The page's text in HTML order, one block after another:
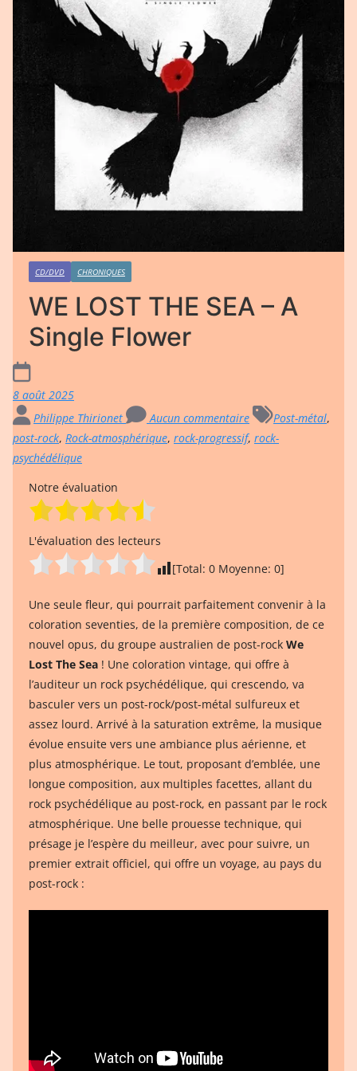
CD/DVD CHRONIQUES
WE LOST THE SEA – A
Single Flower
8 août 2025
Philippe Thirionet
Aucun commentaire Post-métal,
post-rock, Rock-atmosphérique, rock-progressif, rock-
psychédélique
Notre évaluation
L'évaluation des lecteurs
[Total: 0 Moyenne: 0]
Une seule fleur, qui pourrait parfaitement convenir à la
coloration seventies, de la première composition, de ce
nouvel opus, du groupe australien de post-rock We
Lost The Sea ! Une coloration vintage, qui offre à
l’auditeur un rock psychédélique, qui crescendo, va
basculer vers un post-rock/post-métal sulfureux et
assez lourd. Arrivé à la saturation extrême, la musique
évolue ensuite vers une ambiance plus aérienne, et
plus atmosphérique. Le tout, proposant d’emblée, une
longue composition, aux multiples facettes, allant du
rock psychédélique au post-rock, en passant par le rock
atmosphérique. Une belle prouesse technique, qui
présage je l’espère du meilleur, avec pour suivre, un
premier extrait officiel, qui offre un voyage, au pays du
post-rock :